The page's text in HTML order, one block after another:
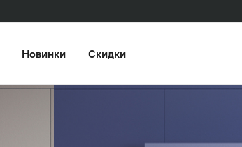
Новинки Скидки